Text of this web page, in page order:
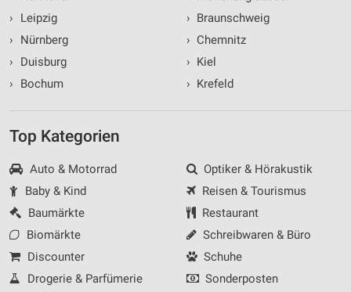
›
Leipzig
›
Nürnberg
›
Duisburg
›
Bochum
› Braunschweig
› Chemnitz
› Kiel
› Krefeld
Top Kategorien
Auto & Motorrad
Baby & Kind
Baumärkte
Biomärkte
Discounter
Drogerie & Parfümerie
Optiker & Hörakustik
Reisen & Tourismus
Restaurant
Schreibwaren & Büro
Schuhe
Sonderposten